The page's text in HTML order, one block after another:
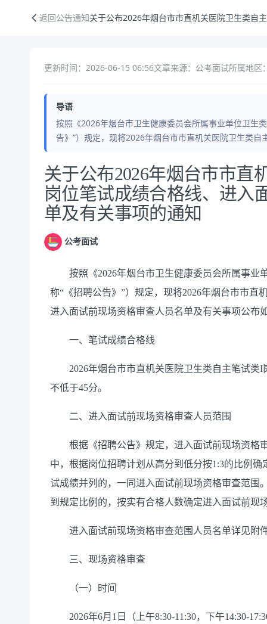
返回公告通知关于公布2026年烟台市市直机关医院卫生类自
更新时间：2026-06-15 06:56文章来源：公考面试所属地区
导语
按照《2026年烟台市卫生健康委员会所属事业单位卫生
告》”）规定，现将2026年烟台市市直机关医院卫生类
公告正文
关于公布2026年烟台市市直
岗位笔试成绩合格线、进入
单及有关事项的通知
公考面试
按照《2026年烟台市卫生健康委员会所属事业
称“《招聘公告》”）规定，现将2026年烟台市市
进入面试前现场资格审查人员名单及有关事项公布
一、笔试成绩合格线
2026年烟台市市直机关医院卫生类自主笔试类I
不低于45分。
二、进入面试前现场资格审查人员范围
根据《招聘公告》规定，进入面试前现场资格
中，根据岗位招聘计划从高分到低分按1:3的比例
试成绩并列的，一同进入面试前现场资格审查范围
到规定比例的，按实有合格人数确定进入面试前现
进入面试前现场资格审查范围人员名单详见附
三、现场资格审查
（一）时间
2026年6月1日（上午8:30-11:30，下午14:30-